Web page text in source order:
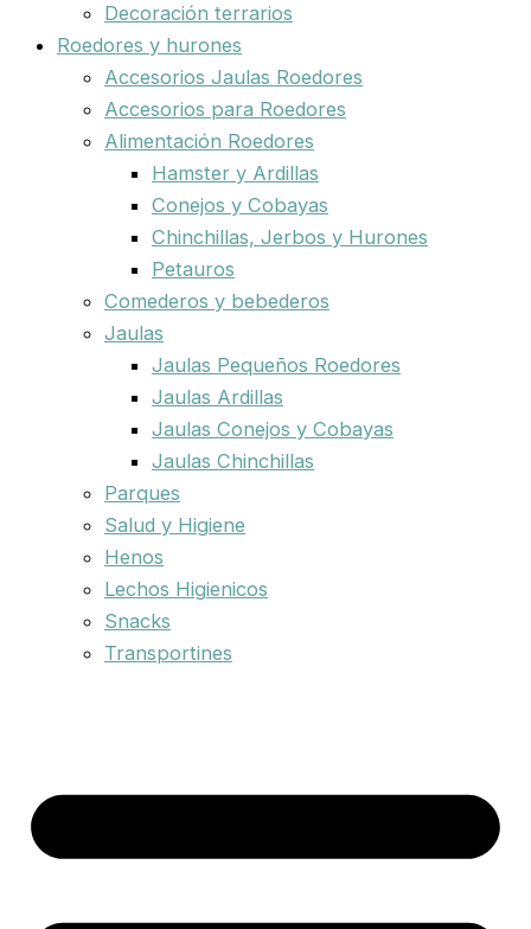
Decoración terrarios
Roedores y hurones
Accesorios Jaulas Roedores
Accesorios para Roedores
Alimentación Roedores
Hamster y Ardillas
Conejos y Cobayas
Chinchillas, Jerbos y Hurones
Petauros
Comederos y bebederos
Jaulas
Jaulas Pequeños Roedores
Jaulas Ardillas
Jaulas Conejos y Cobayas
Jaulas Chinchillas
Parques
Salud y Higiene
Henos
Lechos Higienicos
Snacks
Transportines